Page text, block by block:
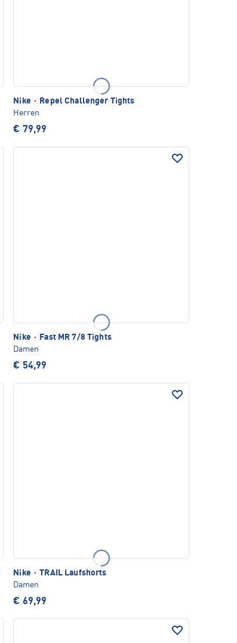
Nike ·
Repel Challenger Tights
Herren
€ 79,99
Nike ·
Fast MR 7/8 Tights
Damen
€ 54,99
Nike · TRAIL Laufshorts
Damen
€ 69,99